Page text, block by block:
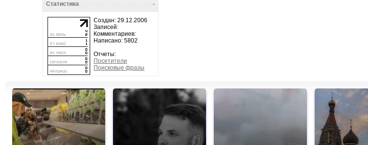
-
Статистика
Создан: 29.12.2006
Записей:
Комментариев:
Написано: 5802
Отчеты:
Посетители
Поисковые фразы